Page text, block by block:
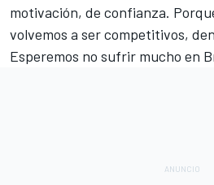
motivación, de confianza.
volvemos a ser competitivos,
Esperemos no sufrir mucho en